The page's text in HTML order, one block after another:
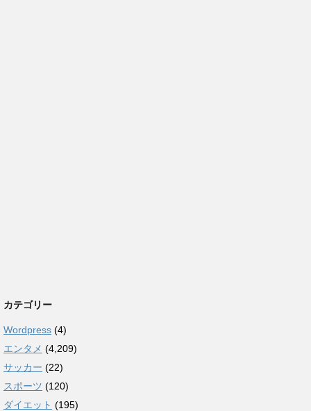
カテゴリー
Wordpress (4)
エンタメ (4,209)
サッカー (22)
スポーツ (120)
ダイエット (195)